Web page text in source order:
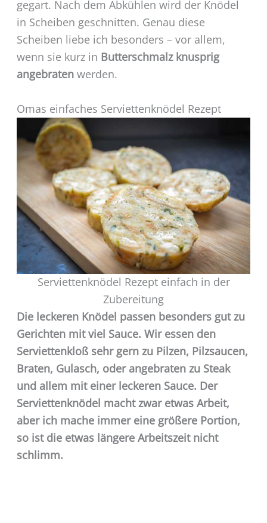
gegart. Nach dem Abkühlen wird der Knödel
in Scheiben geschnitten. Genau diese
Scheiben liebe ich besonders – vor allem,
wenn sie kurz in Butterschmalz knusprig
angebratenwerden.
Omas einfaches Serviettenknödel Rezept
Serviettenknödel Rezept einfach in der
Zubereitung
Die leckeren Knödel passen besonders gut zu
Gerichten mit viel Sauce. Wir essen den
Serviettenkloß sehr gern zu Pilzen, Pilzsaucen,
Braten, Gulasch, oder angebraten zu Steak
und allem mit einer leckeren Sauce. Der
Serviettenknödel macht zwar etwas Arbeit,
aber ich mache immer eine größere Portion,
so ist die etwas längere Arbeitszeit nicht
schlimm.